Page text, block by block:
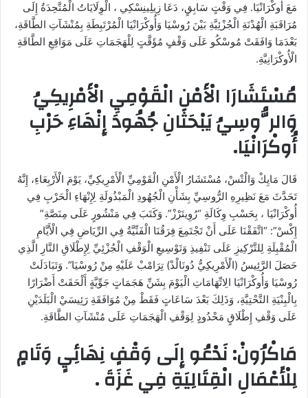
مَعَ أُوكْرَانْيَا. فِي وَقْتٍ سَابِقٍ، دَعَا زِيلِينِسْكِي ، الْوِلَايَاتُ الْمُتَّحِدَةُ إِلَى
مُرَاقَبَةِ الْهُدْنَةِ الْجُزْئِيَّةِ بَيْنَ رُوسْيَا وَأُوكْرَانْيَا الْمُرْتَبِطَةِ بِمُنْشَآتِ الطَّاقَةِ،
بَعْدَمَا وَافَقَتْ مُوسْكُو عَلَى وَقْفٍ مُؤَقَّتٍ لِلْهَجَمَاتِ عَلَى مَوَاقِعِ الطَّاقَةِ
الْأُوكْرَانِيَّةِ.
مُسْتَشَارَا الْأَمْنِ الْقَوْمِيِ الْأَمْرِيكِيُ
وَالرُّوسِيُ يَبْحَثَانِ جُهُودَ إِنْهَاءِ حَرْبِ
أُوكْرَانْيَا.
قَالَ مَايِكْ وَالْتْسْ، مُسْتَشَارُ الْأَمْنِ الْقَوْمِيِّ الْأَمْرِيكِيِّ، يَوْمَ الْأَرْبِعَاءِ، إِنَّهُ
تَحَدَّثَ مَعَ نَظِيرِهِ الرُّوسِيِّ بِشَأْنِ الْجُهُودِ الْمَبْذُولَةِ لِإِنْهَاءِ الْحَرْبِ فِي
أُوكْرَانْيَا ، بِحَسْبِ وِكَالَةِ “رُوِيتَرْزْ”. وَكَتَبَ فِي مَنْشُورٍ عَلَى مِنَصَّةِ”
إِكْسْ”: “اتَّفَقْنَا عَلَى أَنْ تَجْتَمِعَ فِرَقُنَا الْفَنِّيَّةُ فِي الرِّيَاضِ فِي الْأَيَّامِ
الْمُقْبِلَةِ لِلتَّرْكِيزِ عَلَى تَنْفِيذِ وَتَوْسِيعِ الْوَقْفِ الْجُزْئِيِّ لِإِطْلَاقِ النَّارِ الَّذِي
حَصَلَ الرَّئِيسُ (الْأَمْرِيكِيُّ دُونَالْدْ) تِرَامْبْ عَلَيْهِ مِنْ رُوسْيَا”. وَتَبَادَلَتْ
رُوسْيَا وَأُوكْرَانْيَا الِاتِّهَامَاتِ الْيَوْمَ بِشَنِّ هَجَمَاتٍ جَوِّيَّةٍ أَلْحَقَتْ أَضْرَارًا
بِالْبِنْيَةِ التَّحْتِيَّةِ، وَذَلِكَ بَعْدَ سَاعَاتٍ فَقَطْ مِنْ مُوَافَقَةِ رَئِيسَيْ الْبَلَدَيْنِ
عَلَى وَقْفِ إِطْلَاقٍ مَحْدُودٍ لِوَقْفِ الْهَجَمَاتِ عَلَى مُنْشَآتِ الطَّاقَةِ.
مَاكْرُونْ: نَدْعُو إِلَى وَقْفٍ نِهَائِيٍ وَتَامٍ
لِلْأَعْمَالِ الْقِتَالِيَةِ فِي غَزَةَ .